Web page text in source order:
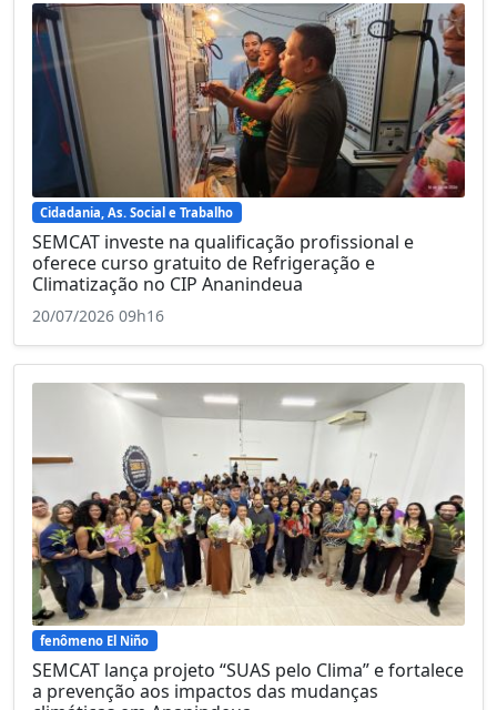
Cidadania, As. Social e Trabalho
SEMCAT investe na qualificação profissional e
oferece curso gratuito de Refrigeração e
Climatização no CIP Ananindeua
20/07/2026 09h16
fenômeno El Niño
SEMCAT lança projeto “SUAS pelo Clima” e fortalece
a prevenção aos impactos das mudanças